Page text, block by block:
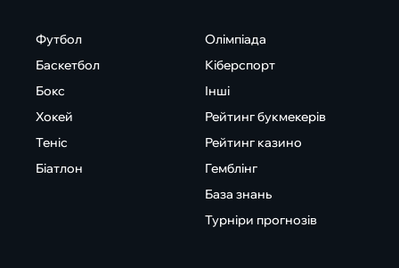
Футбол
Баскетбол
Бокс
Хокей
Теніс
Біатлон
Олімпіада
Кіберспорт
Інші
Рейтинг букмекерів
Рейтинг казино
Гемблінг
База знань
Турніри прогнозів